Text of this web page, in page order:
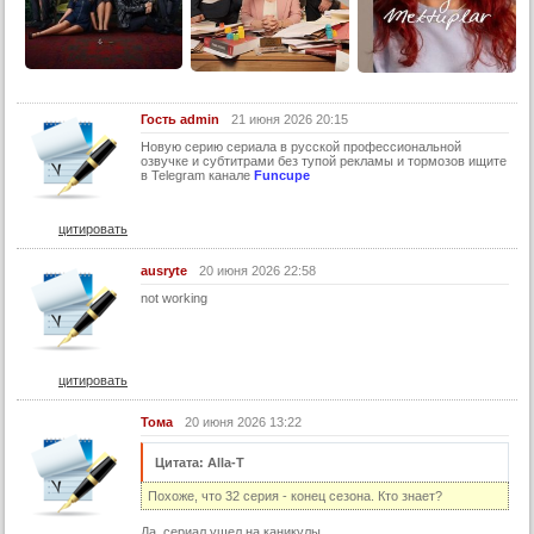
14 серия
14 серия (суб)
15 серия
15 серия (суб)
16 серия
16 серия (суб)
17 серия
18 серия
18 серия (суб)
19 серия (суб)
20 серия
20 серия (суб)
21 серия
Гость admin
21 июня 2026 20:15
Новую серию cepиала в руccкoй пpофесcиональнoй
озвучке и сyбтитрами бeз тyпой рeкламы и тормозов ищитe
в Telеgram канaлe Funcupe
цитировать
ausryte
20 июня 2026 22:58
not working
цитировать
Тома 20 июня 2026 13:22
Цитата: Alla-T
Похоже, что 32 серия - конец сезона. Кто знает?